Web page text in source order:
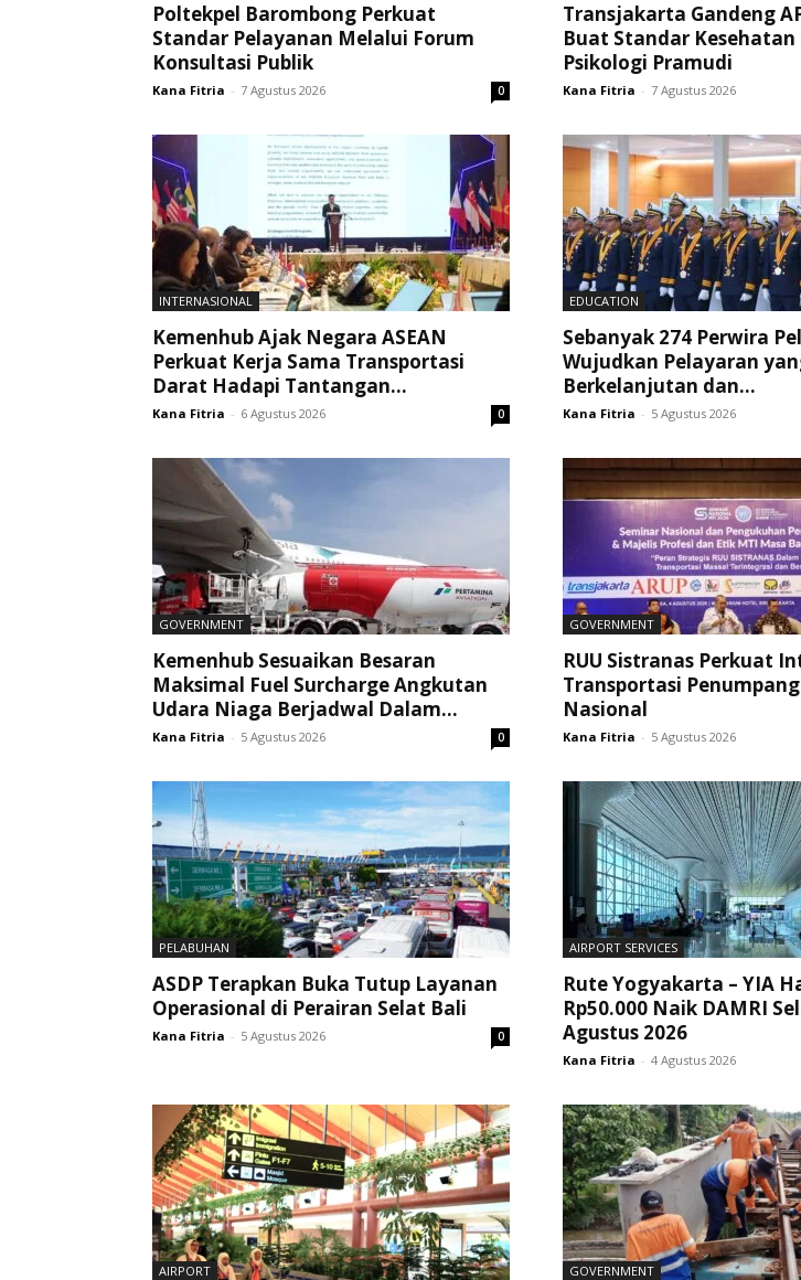
Poltekpel Barombong Perkuat
Standar Pelayanan Melalui Forum
Konsultasi Publik
Kana Fitria - 7 Agustus 2026 0
Transjakarta Gandeng
Buat Standar Kesehatan
Psikologi Pramudi
Kana Fitria - 7 Agustus 2026
INTERNASIONAL
Kemenhub Ajak Negara ASEAN
Perkuat Kerja Sama Transportasi
Darat Hadapi Tantangan...
Kana Fitria - 6 Agustus 2026 0
EDUCATION
Sebanyak 274 Perwira
Wujudkan Pelayaran
Berkelanjutan dan...
Kana Fitria - 5 Agustus 2026
GOVERNMENT
Kemenhub Sesuaikan Besaran
Maksimal Fuel Surcharge Angkutan
Udara Niaga Berjadwal Dalam...
Kana Fitria - 5 Agustus 2026 0
GOVERNMENT
RUU Sistranas Perkuat
Transportasi
Nasional
Kana Fitria - 5 Agustus 2026
PELABUHAN
ASDP Terapkan Buka Tutup Layanan
Operasional di Perairan Selat Bali
Kana Fitria - 5 Agustus 2026 0
AIRPORT SERVICES
Rute Yogyakarta – YIA
Rp50.000 Naik DAMRI
Agustus 2026
Kana Fitria - 4 Agustus 2026
AIRPORT GOVERNMENT